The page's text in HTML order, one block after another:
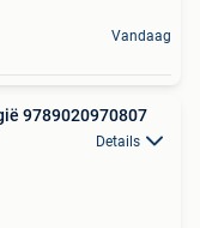
Vandaag
9789020970807
Details